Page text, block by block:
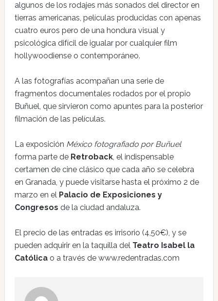
algunos de los rodajes más sonados del director en
tierras americanas, películas producidas con apenas
cuatro euros pero de una hondura visual y
psicológica difícil de igualar por cualquier film
hollywoodiense o contemporáneo.
A las fotografías acompañan una serie de
fragmentos documentales rodados por el propio
Buñuel, que sirvieron como apuntes para la posterior
filmación de las películas.
La exposición México fotografiado por Buñuel
forma parte de Retroback, el indispensable
certamen de cine clásico que cada año se celebra
en Granada, y puede visitarse hasta el próximo 2 de
marzo en el Palacio de Exposiciones y
Congresos de la ciudad andaluza.
El precio de las entradas es irrisorio (4,50€), y se
pueden adquirir en la taquilla del Teatro Isabel la
Católicao a través de www.redentradas.com